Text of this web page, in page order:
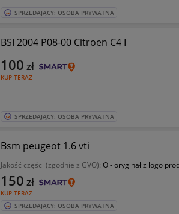
SPRZEDAJĄCY: OSOBA PRYWATNA
BSI 2004 P08-00 Citroen C4 I
KUP TERAZ
100 zł
SPRZEDAJĄCY: OSOBA PRYWATNA
Bsm peugeot 1.6 vti
Jakość części (zgodnie z GVO): O - oryginał z logo
KUP TERAZ
150 zł
SPRZEDAJĄCY: OSOBA PRYWATNA